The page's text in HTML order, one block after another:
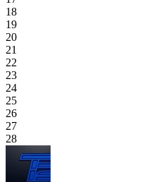
18
19
20
21
22
23
24
25
26
27
28